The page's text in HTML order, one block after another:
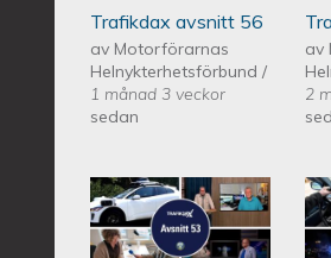
Trafikdax avsnitt 56
av Motorförarnas
Helnykterhetsförbund/
1 månad 3 veckor
sedan
av
2
Trafikdax -